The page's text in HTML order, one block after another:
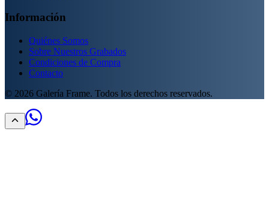
Información
Quiénes Somos
Sobre Nuestros Grabados
Condiciones de Compra
Contacto
© 2026 Galería Frame. Todos los derechos reservados.